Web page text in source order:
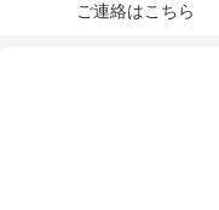
ご連絡はこちら